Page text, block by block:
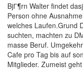
BjГ¶rn Walter findet
Person ohne
welches Laufen.Grund
suchten, machten zu
masse Beruf.
Cafe pro Tag bis auf
Mitglieder. Zumeist